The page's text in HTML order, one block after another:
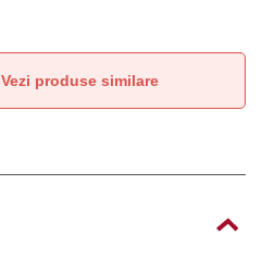
Vezi produse similare